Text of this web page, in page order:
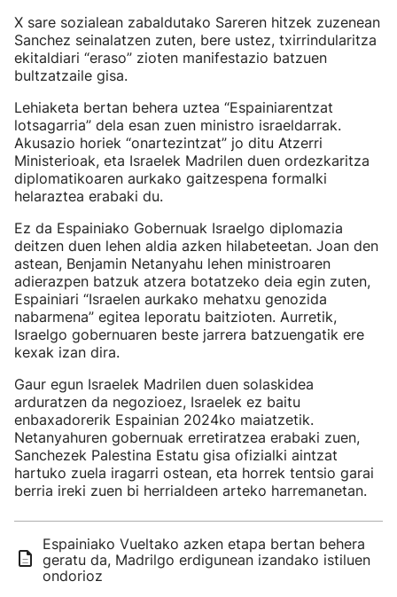
X sare sozialean zabaldutako Sareren hitzek zuzenean
Sanchez seinalatzen zuten, bere ustez, txirrindularitza
ekitaldiari “eraso” zioten manifestazio batzuen
bultzatzaile gisa.
Lehiaketa bertan behera uztea “Espainiarentzat
lotsagarria” dela esan zuen ministro israeldarrak.
Akusazio horiek “onartezintzat” jo ditu Atzerri
Ministerioak, eta Israelek Madrilen duen ordezkaritza
diplomatikoaren aurkako gaitzespena formalki
helaraztea erabaki du.
Ez da Espainiako Gobernuak Israelgo diplomazia
deitzen duen lehen aldia azken hilabeteetan. Joan den
astean, Benjamin Netanyahu lehen ministroaren
adierazpen batzuk atzera botatzeko deia egin zuten,
Espainiari “Israelen aurkako mehatxu genozida
nabarmena” egitea leporatu baitzioten. Aurretik,
Israelgo gobernuaren beste jarrera batzuengatik ere
kexak izan dira.
Gaur egun Israelek Madrilen duen solaskidea
arduratzen da negozioez, Israelek ez baitu
enbaxadorerik Espainian 2024ko maiatzetik.
Netanyahuren gobernuak erretiratzea erabaki zuen,
Sanchezek Palestina Estatu gisa ofizialki aintzat
hartuko zuela iragarri ostean, eta horrek tentsio garai
berria ireki zuen bi herrialdeen arteko harremanetan.
Espainiako Vueltako azken etapa bertan behera
geratu da, Madrilgo erdigunean izandako istiluen
ondorioz